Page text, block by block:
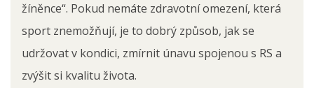
žíněnce“. Pokud nemáte zdravotní omezení, která
sport znemožňují, je to dobrý způsob, jak se
udržovat v kondici, zmírnit únavu spojenou s RS a
zvýšit si kvalitu života.